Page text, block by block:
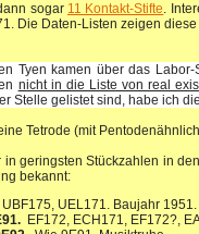
sogar 11 Kontakt-Stifte.
Die Daten-Listen zeigen
Tyen kamen über das
nicht in die Liste von real
Stelle gelistet sind, habe ich
Tetrode (mit
geringsten Stückzahlen in
bekannt:
UEL171. Baujahr 1951.
EF172, ECH171, EF172?,